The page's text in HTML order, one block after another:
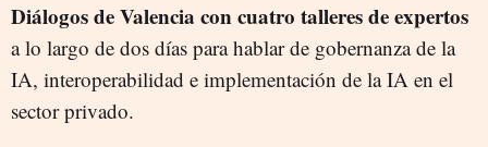
Diálogos de Valencia con cuatro talleres de expertos
a lo largo de dos días para hablar de gobernanza de la
IA, interoperabilidad e implementación de la IA en el
sector privado.